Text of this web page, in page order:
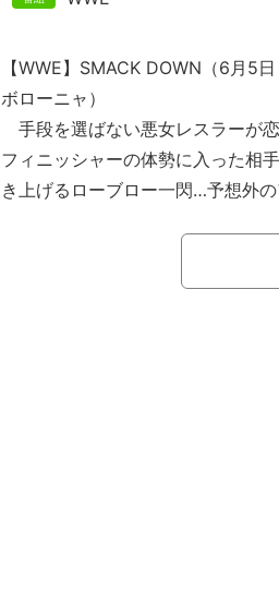
【WWE】SMACK DOWN（6月5
ボローニ
手段を選ばない悪女レスラーが
フィニッシャーの体勢に入った相
き上げるローブロー一閃…予想外
WWE「SmackDown」で行われ
グ1回戦のフェイタル 4-ウェイ戦